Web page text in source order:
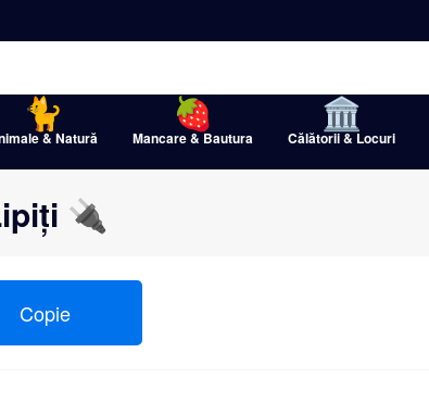
& Natură Mancare & Bautura Călătorii & Locuri
🔌
Copie